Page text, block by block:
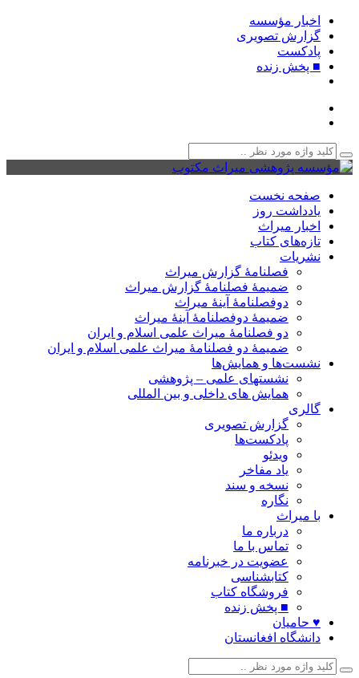
اخبار مؤسسه
گزارش تصویری
پادکست‌
■ پخش زنده
صفحه نخست
یادداشت روز
اخبار میراث
تازه‌های کتاب
نشریات
فصلنامۀ گزارش میراث
ضمیمۀ فصلنامۀ گزارش میراث
دوفصلنامۀ آینۀ میراث
ضمیمۀ دوفصلنامۀ آینۀ میراث
دو فصلنامۀ میراث علمی اسلام و ایران
ضمیمۀ دو فصلنامۀ میراث علمی اسلام و ایران
نشست‌ها و همایش‌ها
نشستهای علمی – پژوهشی
همایش های داخلی و بین المللی
گالری
گزارش تصویری
پادکست‌ها
ویدئو
یاد مفاخر
نسخه و سند
نگاره
با میراث
درباره ما
تماس با ما
عضویت در خبرنامه
کتابشناسی
فروشگاه کتاب
■ پخش زنده
♥ حامیان
دانشگاه افغانستان